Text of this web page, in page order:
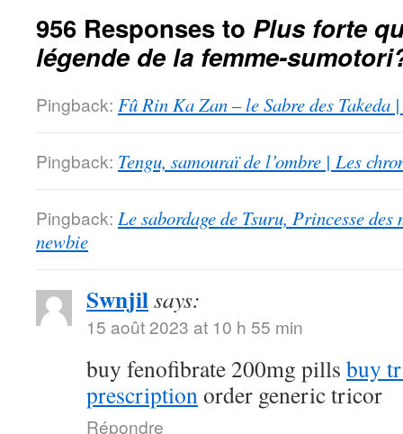
956 Responses to Plus forte
légende de la femme-
Pingback: Fû Rin Ka Zan – le Sabre des Takeda
Pingback: Tengu, samouraï de l’ombre | Les
Pingback: Le sabordage de Tsuru, Princesse
newbie
Swnjilsays:
15 août 2023 at 10 h 55 min
buy fenofibrate 200mg pills buy
prescriptionorder generic tricor
Répondre